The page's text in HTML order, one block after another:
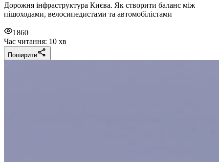
Дорожня інфраструктура Києва. Як створити баланс між
пішоходами, велосипедистами та автомобілістами
1860
Час читання: 10 хв
Поширити